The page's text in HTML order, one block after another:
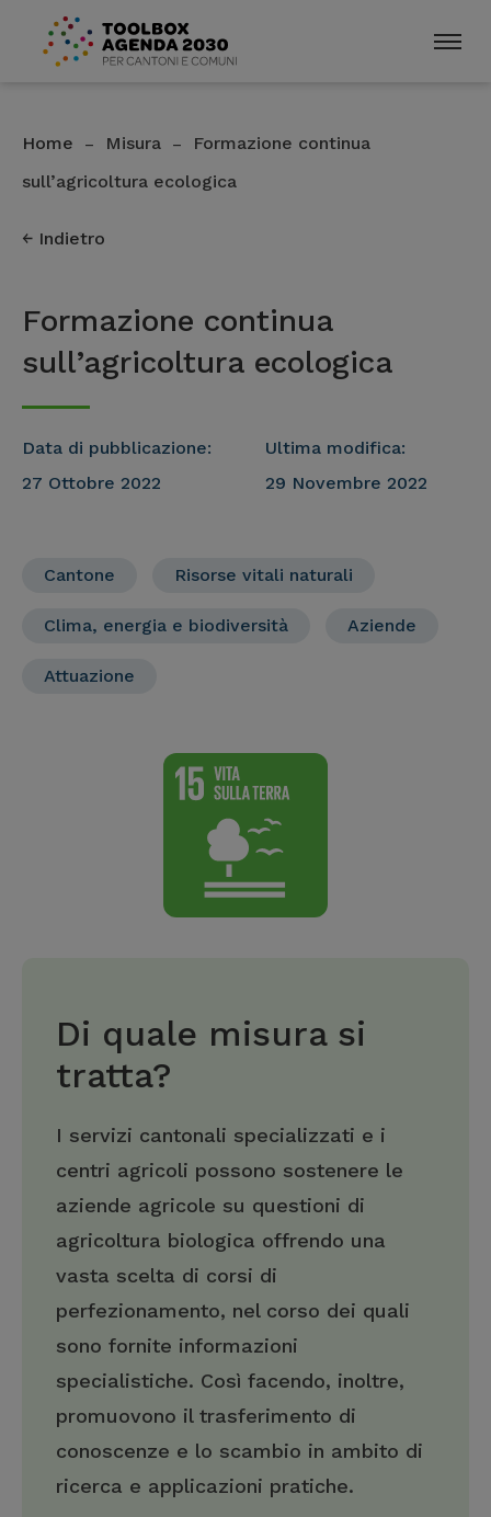
Home – Misura –
Formazione continua
sull’agricoltura ecologica
Indietro
Formazione continua
sull’agricoltura ecologica
Data di pubblicazione:
27 Ottobre 2022
Ultima modifica:
29 Novembre 2022
Cantone Risorse vitali naturali
Clima, energia e biodiversità Aziende
Attuazione
Di quale misura si
tratta?
I servizi cantonali specializzati e i
centri agricoli possono sostenere le
aziende agricole su questioni di
agricoltura biologica offrendo una
vasta scelta di corsi di
perfezionamento, nel corso dei quali
sono fornite informazioni
specialistiche. Così facendo, inoltre,
promuovono il trasferimento di
conoscenze e lo scambio in ambito di
ricerca e applicazioni pratiche.